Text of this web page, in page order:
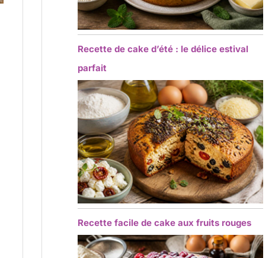
Recette de cake d’été : le délice estival
parfait
Recette facile de cake aux fruits rouges